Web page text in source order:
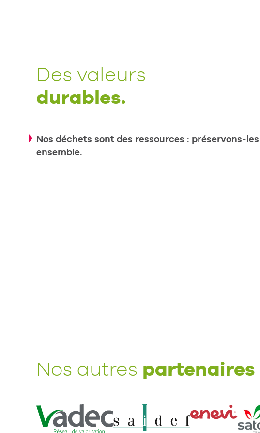
Des valeurs
durables.
Nos déchets sont des ressources : préservons-les
ensemble.
Nos autres partenaires